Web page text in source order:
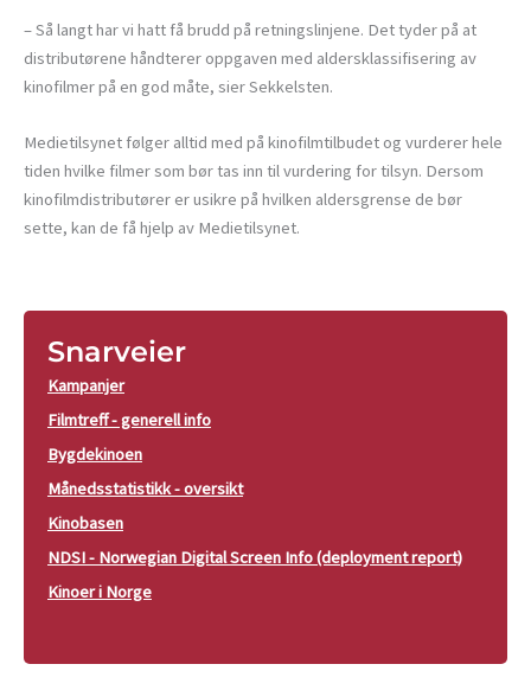
– Så langt har vi hatt få brudd på retningslinjene. Det tyder på at
distributørene håndterer oppgaven med aldersklassifisering av
kinofilmer på en god måte, sier Sekkelsten.
Medietilsynet følger alltid med på kinofilmtilbudet og vurderer hele
tiden hvilke filmer som bør tas inn til vurdering for tilsyn. Dersom
kinofilmdistributører er usikre på hvilken aldersgrense de bør
sette, kan de få hjelp av Medietilsynet.
Snarveier
Kampanjer
Filmtreff - generell info
Bygdekinoen
Månedsstatistikk - oversikt
Kinobasen
NDSI - Norwegian Digital Screen Info (deployment report)
Kinoer i Norge